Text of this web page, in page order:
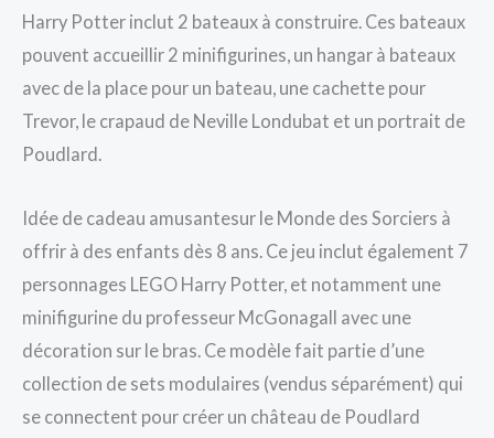
Harry Potter inclut 2 bateaux à construire. Ces bateaux
pouvent accueillir 2 minifigurines, un hangar à bateaux
avec de la place pour un bateau, une cachette pour
Trevor, le crapaud de Neville Londubat et un portrait de
Poudlard.
Idée de cadeau amusantesur le Monde des Sorciers à
offrir à des enfants dès 8 ans. Ce jeu inclut également 7
personnages LEGO Harry Potter, et notamment une
minifigurine du professeur McGonagall avec une
décoration sur le bras. Ce modèle fait partie d’une
collection de sets modulaires (vendus séparément) qui
se connectent pour créer un château de Poudlard